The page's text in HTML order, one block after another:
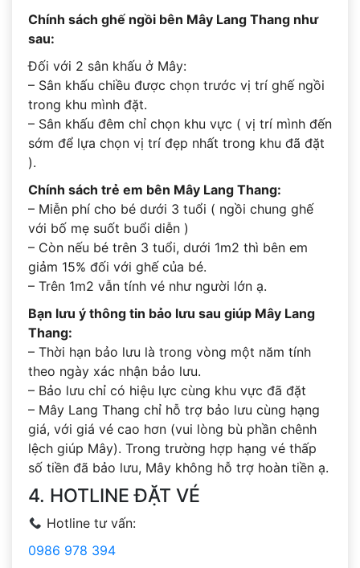
Chính sách ghế ngồi bên Mây Lang Thang như
sau:
Đối với 2 sân khấu ở Mây:
– Sân khấu chiều được chọn trước vị trí ghế ngồi
trong khu mình đặt.
– Sân khấu đêm chỉ chọn khu vực ( vị trí mình đến
sớm để lựa chọn vị trí đẹp nhất trong khu đã đặt
).
Chính sách trẻ em bên Mây Lang Thang:
– Miễn phí cho bé dưới 3 tuổi ( ngồi chung ghế
với bố mẹ suốt buổi diễn )
– Còn nếu bé trên 3 tuổi, dưới 1m2 thì bên em
giảm 15% đối với ghế của bé.
– Trên 1m2 vẫn tính vé như người lớn ạ.
Bạn lưu ý thông tin bảo lưu sau giúp Mây Lang
Thang:
– Thời hạn bảo lưu là trong vòng một năm tính
theo ngày xác nhận bảo lưu.
– Bảo lưu chỉ có hiệu lực cùng khu vực đã đặt
– Mây Lang Thang chỉ hỗ trợ bảo lưu cùng hạng
giá, với giá vé cao hơn (vui lòng bù phần chênh
lệch giúp Mây). Trong trường hợp hạng vé thấp
số tiền đã bảo lưu, Mây không hỗ trợ hoàn tiền ạ.
4. HOTLINE ĐẶT VÉ
Hotline tư vấn:
0986 978 394